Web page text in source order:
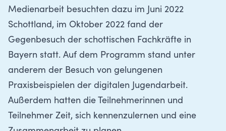
Medienarbeit besuchten dazu im Juni 2022
Schottland, im Oktober 2022 fand der
Gegenbesuch der schottischen Fachkräfte in
Bayern statt. Auf dem Programm stand unter
anderem der Besuch von gelungenen
Praxisbeispielen der digitalen Jugendarbeit.
Außerdem hatten die Teilnehmerinnen und
Teilnehmer Zeit, sich kennenzulernen und eine